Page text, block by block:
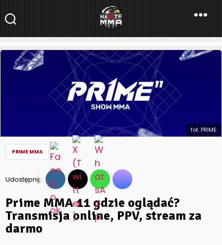
NaszeMMA
NaszeMMA.pl»Aktualności»Freak fighty»PRIME MMA»Prime MMA
11 gdzie oglądać? Transmisja online, PPV, stream za darmo
fot. PRIME
PRIME MMA
Udostępnij:
Prime MMA 11 gdzie oglądać?
Transmisja online, PPV, stream za
darmo